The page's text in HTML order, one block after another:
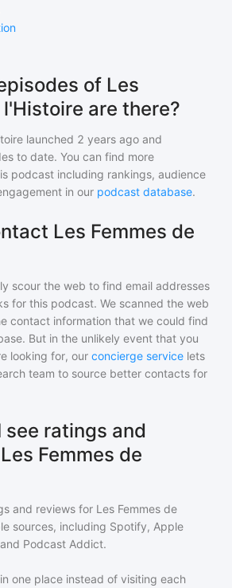
of Les
l'Histoire are there?
launched 2 years ago and
to date. You can find more
podcast including rankings, audience
in our podcast database.
Les Femmes de
scour the web to find email addresses
for this podcast. We scanned the web
contact information that we could find
But in the unlikely event that you
looking for, our concierge service lets
team to source better contacts for
see ratings and
Femmes de
and reviews for Les Femmes de
sources, including Spotify, Apple
Podcast Addict.
one place instead of visiting each